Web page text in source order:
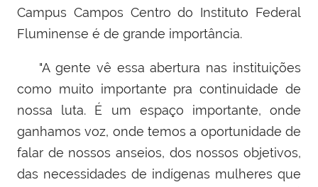
Campus Campos Centro do Instituto Federal
Fluminense é de grande importância.
"A gente vê essa abertura nas instituições
como muito importante pra continuidade de
nossa luta. É um espaço importante, onde
ganhamos voz, onde temos a oportunidade de
falar de nossos anseios, dos nossos objetivos,
das necessidades de indígenas mulheres que